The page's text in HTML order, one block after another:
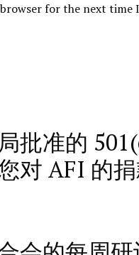
for the next time
批准的
对 AFI 的捐